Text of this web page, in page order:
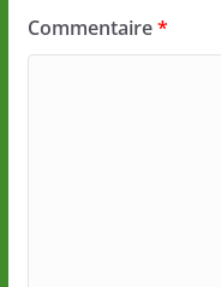
Commentaire*